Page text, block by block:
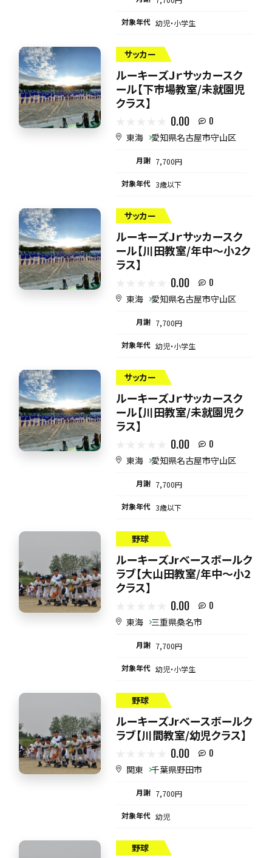
対象年代 幼児・小学生
サッカー
ルーキーズＪｒサッカースク
ール【下市場教室/未就園児
クラス】
0.00 0
東海 愛知県名古屋市守山区
月謝 7,700円
対象年代 3歳以下
サッカー
ルーキーズＪｒサッカースク
ール【川田教室/年中～小2ク
ラス】
0.00 0
東海 愛知県名古屋市守山区
月謝 7,700円
対象年代 幼児・小学生
サッカー
ルーキーズＪｒサッカースク
ール【川田教室/未就園児ク
ラス】
0.00 0
東海 愛知県名古屋市守山区
月謝 7,700円
対象年代 3歳以下
野球
ルーキーズJrベースボールク
ラブ【大山田教室/年中～小2
クラス】
0.00 0
東海 三重県桑名市
月謝 7,700円
対象年代 幼児・小学生
野球
ルーキーズJrベースボールク
ラブ【川間教室/幼児クラス】
0.00 0
関東 千葉県野田市
月謝 7,700円
対象年代 幼児
野球